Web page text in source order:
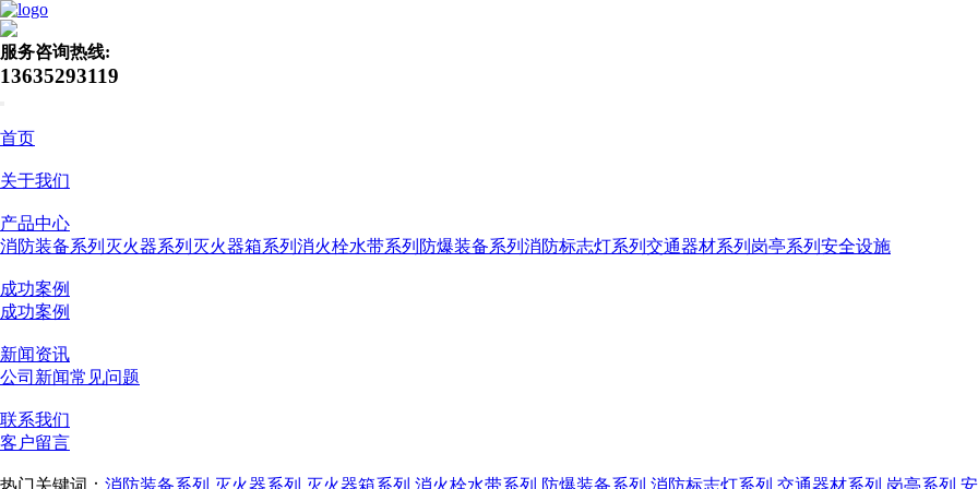
服务咨询热线:
13635293119
首页
关于我们
产品中心
消防装备系列 灭火器系列 灭火器箱系列 消火栓水带系列 防爆装备系列 消防标志灯系列 交通器材系列 岗亭系列 安全设施
成功案例
成功案例
新闻资讯
公司新闻常见问题
联系我们
客户留言
热门关键词： 消防装备系列 灭火器系列 灭火器箱系列 消火栓水带系列 防爆装备系列 消防标志灯系列 交通器材系列 岗亭系列